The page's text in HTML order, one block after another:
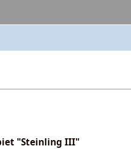
"Steinling III"